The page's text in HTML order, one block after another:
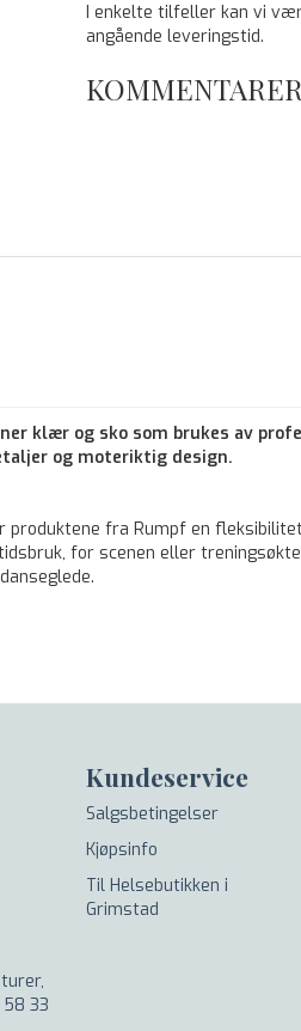
I enkelte tilfeller kan vi
angående leveringstid.
klær og sko som brukes av
og moteriktig design.
fra Rumpf en
for scenen eller
33
Kundeservice
Salgsbetingelser
Kjøpsinfo
Til Helsebutikken i
Grimstad